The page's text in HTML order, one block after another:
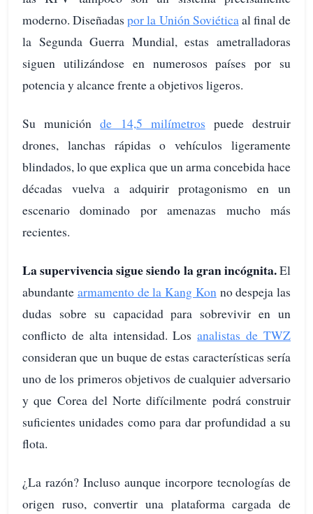
moderno. Diseñadaspor la Unión Soviéticaal final de
la Segunda Guerra Mundial, estas ametralladoras
siguen utilizándose en numerosos países por su
potencia y alcance frente a objetivos ligeros.
Su municiónde 14,5 milímetros puede destruir
drones, lanchas rápidas o vehículos ligeramente
blindados, lo que explica que un arma concebida hace
décadas vuelva a adquirir protagonismo en un
escenario dominado por amenazas mucho más
recientes.
La supervivencia sigue siendo la gran incógnita.El
abundante armamento de la Kang Konno despeja las
dudas sobre su capacidad para sobrevivir en un
conflicto de alta intensidad. Losanalistas de TWZ
consideran que un buque de estas características sería
uno de los primeros objetivos de cualquier adversario
y que Corea del Norte difícilmente podrá construir
suficientes unidades como para dar profundidad a su
flota.
¿La razón? Incluso aunque incorpore tecnologías de
origen ruso, convertir una plataforma cargada de